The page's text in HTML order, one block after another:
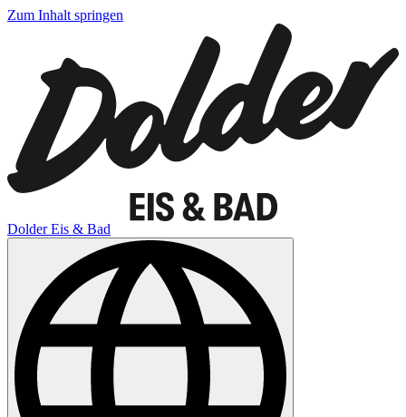
Zum Inhalt springen
Dolder Eis & Bad